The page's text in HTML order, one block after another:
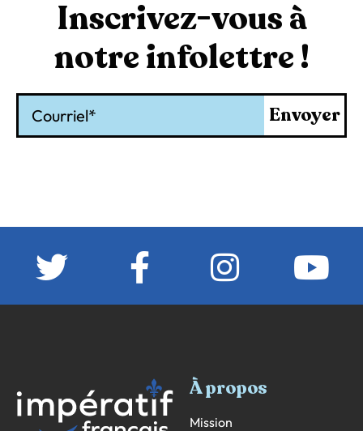
Inscrivez-vous à
notre infolettre !
Envoyer
À propos
Mission